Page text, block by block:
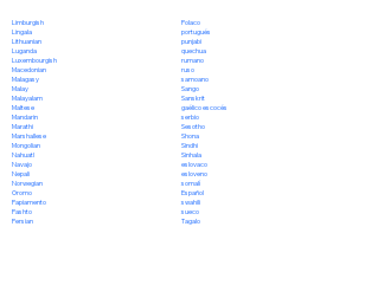
Limburgish
Lingala
Lithuanian
Luganda
Luxembourgish
Macedonian
Malagasy
Malay
Malayalam
Maltese
Mandarin
Marathi
Marshallese
Mongolian
Nahuatl
Navajo
Nepali
Norwegian
Oromo
Papiamento
Pashto
Persian
Polaco
portugués
punjabi
quechua
rumano
ruso
samoano
Sango
Sanskrit
gaélico escocés
serbio
Sesotho
Shona
Sindhi
Sinhala
eslovaco
esloveno
somalí
Español
swahili
sueco
Tagalo